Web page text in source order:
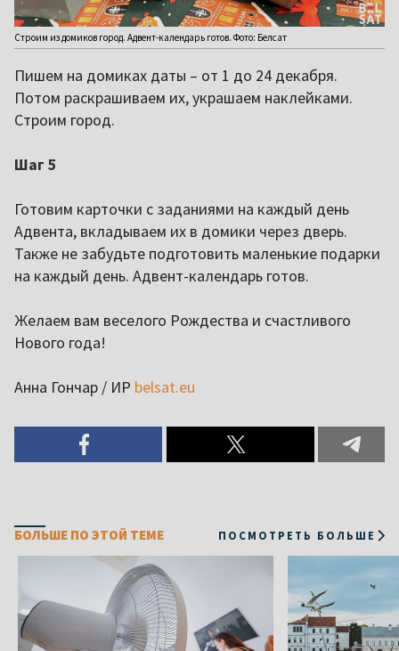
Строим из домиков город. Адвент-календарь готов. Фото: Белсат
Пишем на домиках даты – от 1 до 24 декабря.
Потом раскрашиваем их, украшаем наклейками.
Строим город.
Шаг 5
Готовим карточки с заданиями на каждый день
Адвента, вкладываем их в домики через дверь.
Также не забудьте подготовить маленькие подарки
на каждый день. Адвент-календарь готов.
Желаем вам веселого Рождества и счастливого
Нового года!
Анна Гончар / ИР belsat.eu
БОЛЬШЕ ПО ЭТОЙ ТЕМЕ ПОСМОТРЕТЬ БОЛЬШЕ